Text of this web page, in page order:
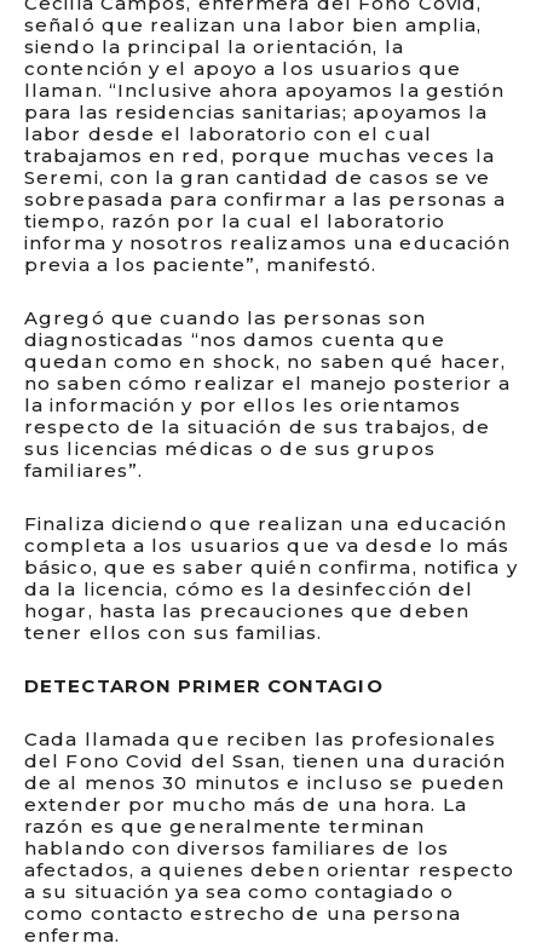
señaló que realizan una labor bien amplia,
siendo la principal la orientación, la
contención y el apoyo a los usuarios que
llaman. “Inclusive ahora apoyamos la gestión
para las residencias sanitarias; apoyamos la
labor desde el laboratorio con el cual
trabajamos en red, porque muchas veces la
Seremi, con la gran cantidad de casos se ve
sobrepasada para confirmar a las personas a
tiempo, razón por la cual el laboratorio
informa y nosotros realizamos una educación
previa a los paciente”, manifestó.
Agregó que cuando las personas son
diagnosticadas “nos damos cuenta que
quedan como en shock, no saben qué hacer,
no saben cómo realizar el manejo posterior a
la información y por ellos les orientamos
respecto de la situación de sus trabajos, de
sus licencias médicas o de sus grupos
familiares”.
Finaliza diciendo que realizan una educación
completa a los usuarios que va desde lo más
básico, que es saber quién confirma, notifica y
da la licencia, cómo es la desinfección del
hogar, hasta las precauciones que deben
tener ellos con sus familias.
DETECTARON PRIMER CONTAGIO
Cada llamada que reciben las profesionales
del Fono Covid del Ssan, tienen una duración
de al menos 30 minutos e incluso se pueden
extender por mucho más de una hora. La
razón es que generalmente terminan
hablando con diversos familiares de los
afectados, a quienes deben orientar respecto
a su situación ya sea como contagiado o
como contacto estrecho de una persona
enferma.